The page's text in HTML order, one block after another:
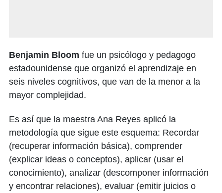
Benjamin Bloom fue un psicólogo y pedagogo
estadounidense que organizó el aprendizaje en
seis niveles cognitivos, que van de la menor a la
mayor complejidad.
Es así que la maestra Ana Reyes aplicó la
metodología que sigue este esquema: Recordar
(recuperar información básica), comprender
(explicar ideas o conceptos), aplicar (usar el
conocimiento), analizar (descomponer información
y encontrar relaciones), evaluar (emitir juicios o